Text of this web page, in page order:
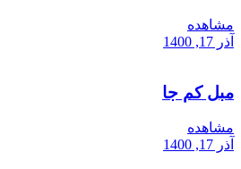
مشاهده
آذر 17, 1400
مبل کم جا
مشاهده
آذر 17, 1400